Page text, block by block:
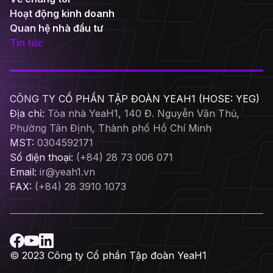
Hoạt động kinh doanh
Quan hệ nhà đầu tư
Tin tức
CÔNG TY CỔ PHẦN TẬP ĐOÀN YEAH1 (HOSE: YEG)
Địa chỉ: Tòa nhà YeaH1, 140 Đ. Nguyễn Văn Thủ,
Phường Tân Định, Thành phố Hồ Chí Minh
MST: 0304592171
Số điện thoại: (+84) 28 73 006 071
Email: ir@yeah1.vn
FAX: (+84) 28 3910 1073
© 2023 Công ty Cổ phần Tập đoàn YeaH1